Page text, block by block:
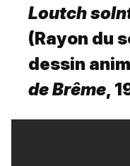
Loutch
(Rayon du
dessin
de Brême,